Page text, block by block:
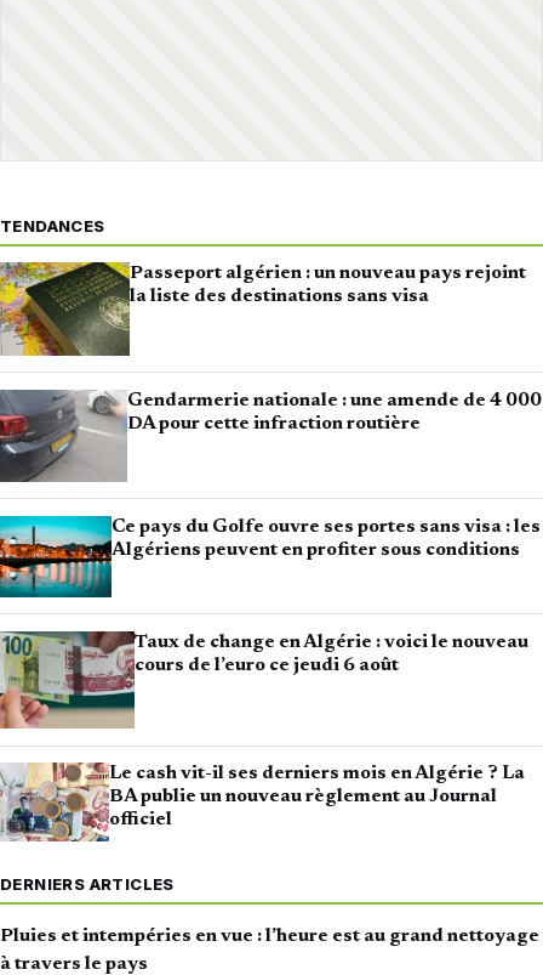
TENDANCES
Passeport algérien : un nouveau pays rejoint
la liste des destinations sans visa
Gendarmerie nationale : une amende de 4 000
DA pour cette infraction routière
Ce pays du Golfe ouvre ses portes sans visa : les
Algériens peuvent en profiter sous conditions
Taux de change en Algérie : voici le nouveau
cours de l’euro ce jeudi 6 août
Le cash vit-il ses derniers mois en Algérie ? La
BA publie un nouveau règlement au Journal
officiel
DERNIERS ARTICLES
Pluies et intempéries en vue : l’heure est au grand nettoyage
à travers le pays